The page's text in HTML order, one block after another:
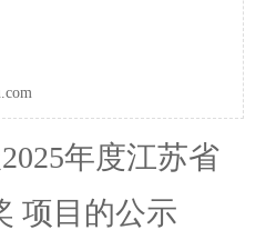
年度江苏省
项目的公示